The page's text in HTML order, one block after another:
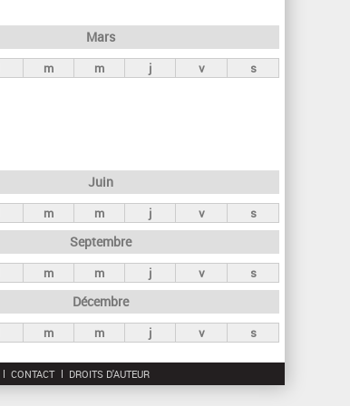
Mars
m m j v s
Juin
m m j v s
Septembre
m m j v s
Décembre
m m j v s
CONTACT DROITS D'AUTEUR